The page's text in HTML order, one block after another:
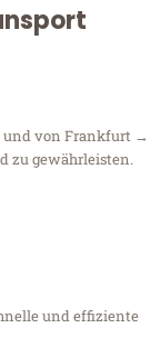
und von Frankfurt →
zu gewährleisten.
und effiziente